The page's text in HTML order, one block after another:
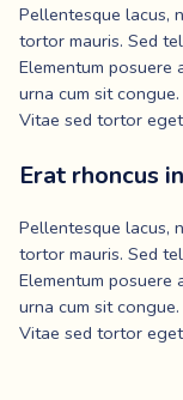
Pellentesque lacus,
tortor mauris. Sed
Elementum posuere
urna cum sit
Vitae sed tortor
Erat rhoncus
Pellentesque lacus,
tortor mauris. Sed
Elementum posuere
urna cum sit
Vitae sed tortor